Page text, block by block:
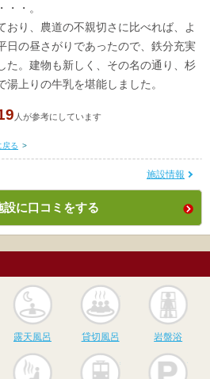
・。
おり、農道の不親切さに比べれば、よ
日の昼さがりであったので、鉄分充実
た。建物も新しく、その名の通り、杉
上りの牛乳を堪能しました。
人が参考にしています
戻る >
施設情報
設に口コミをする
流し 露天風呂
露天風呂
貸切風呂
貸切風呂 岩盤浴
サウナ